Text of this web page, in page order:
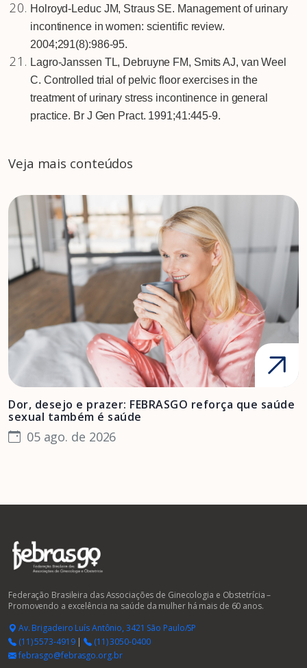
Holroyd-Leduc JM, Straus SE. Management of urinary
incontinence in women: scientific review.
2004;291(8):986-95.
Lagro-Janssen TL, Debruyne FM, Smits AJ, van Weel
C. Controlled trial of pelvic floor exercises in the
treatment of urinary stress incontinence in general
practice. Br J Gen Pract. 1991;41:445-9.
Veja mais conteúdos
Dor, desejo e prazer: FEBRASGO reforça que saúde
sexual também é saúde
05 ago. de 2026
Federação Brasileira das Associações de Ginecologia e Obstetrícia –
Promovendo a excelência na saúde da mulher há mais de 60 anos.
Av. Brigadeiro Luís Antônio, 3421 São Paulo/SP
(11) 5573-4919|
(11) 3050-0400
febrasgo@febrasgo.org.br